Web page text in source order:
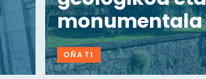
monumentala
OÑATI